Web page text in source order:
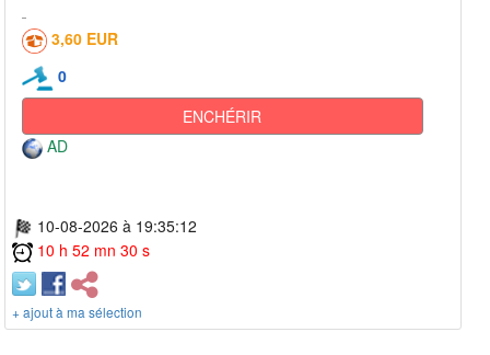
3,60 EUR
0
ENCHÉRIR
AD
10-08-2026 à 19:35:12
10 h 52 mn 30 s
+ ajout à ma sélection